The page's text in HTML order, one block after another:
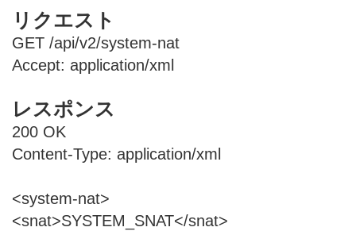
リクエスト
GET /api/v2/system-nat
Accept: application/xml
レスポンス
200 OK
Content-Type: application/xml
<system-nat>
<snat>SYSTEM_SNAT</snat>